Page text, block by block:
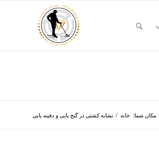
مکان شما: خانه / نشانه کشتی در گنج یابی و دفینه یابی